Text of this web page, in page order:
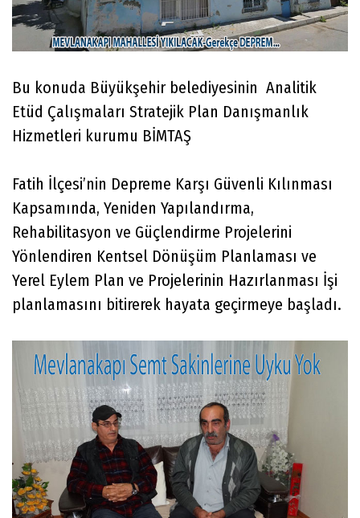
Bu konuda Büyükşehir belediyesinin Analitik
Etüd Çalışmaları Stratejik Plan Danışmanlık
Hizmetleri kurumu BİMTAŞ
Fatih İlçesi’nin Depreme Karşı Güvenli Kılınması
Kapsamında, Yeniden Yapılandırma,
Rehabilitasyon ve Güçlendirme Projelerini
Yönlendiren Kentsel Dönüşüm Planlaması ve
Yerel Eylem Plan ve Projelerinin Hazırlanması İşi
planlamasını bitirerek hayata geçirmeye başladı.